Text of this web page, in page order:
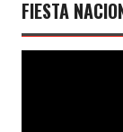
FIESTA